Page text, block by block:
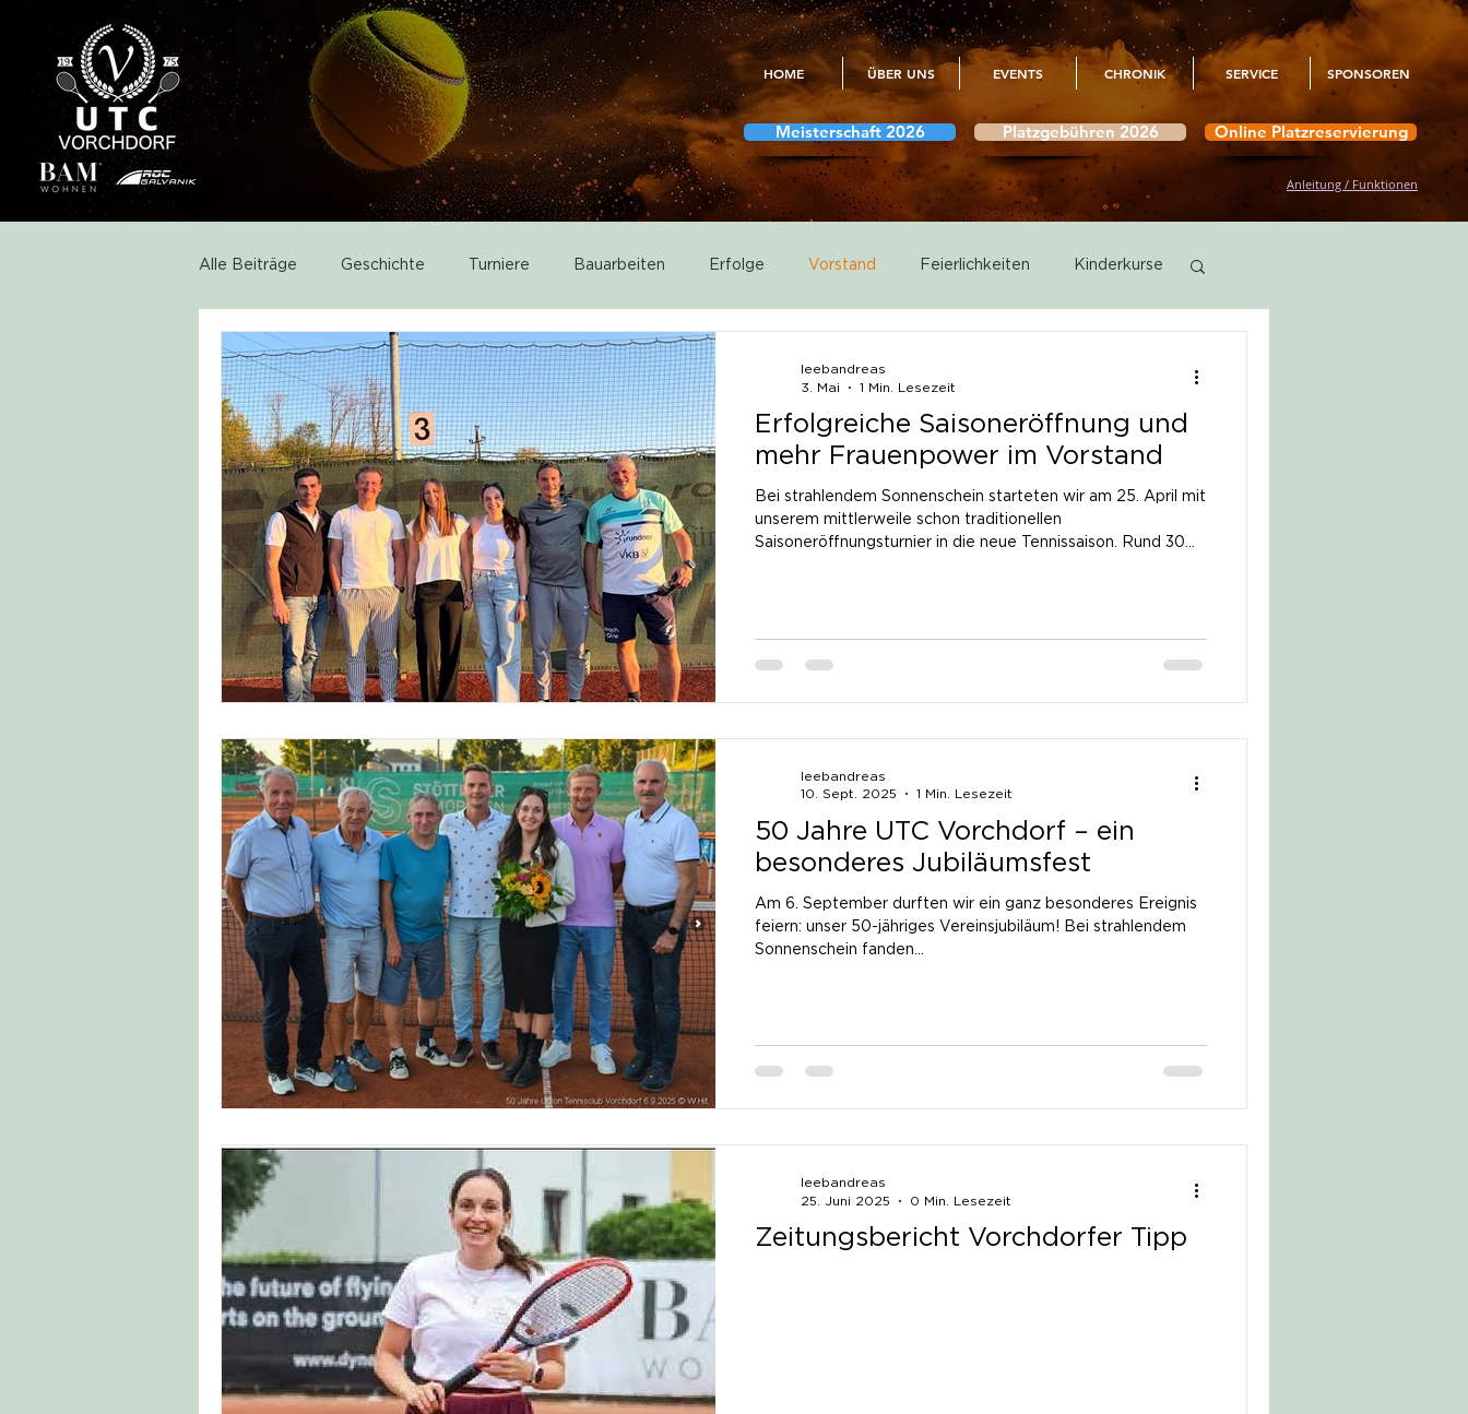
HOME ÜBER UNS EVENTS CHRONIK SERVICE SPONSOREN
Meisterschaft 2026 Platzgebühren 2026 Online Platzreservierung
Anleitung / Funktionen
Alle Beiträge Geschichte Turniere Bauarbeiten Erfolge Vorstand Feierlichkeiten Kinderkurse
Aktivitäten Sponsoring Meisterschaft Vereinsmeisterschaften
Neuigkeiten Startseite Abstimmungen
Erfolgreiche Saisoneröffnung und
mehr Frauenpower im Vorstand
Bei strahlendem Sonnenschein starteten wir am 25. April mit
unserem mittlerweile schon traditionellen
Saisoneröffnungsturnier in die neue Tennissaison. Rund 30
Iris, die mit starken Leistungen einen vielversprechenden
leebandreas
3. Mai
1 Min. Lesezeit
50 Jahre UTC Vorchdorf – ein
besonderes Jubiläumsfest
Am 6. September durften wir ein ganz besonderes Ereignis
feiern: unser 50-jähriges Vereinsjubiläum! Bei strahlendem
Sonnenschein fanden...
leebandreas
10. Sept. 2025
1 Min. Lesezeit
Zeitungsbericht Vorchdorfer Tipp
leebandreas
25. Juni 2025
0 Min. Lesezeit